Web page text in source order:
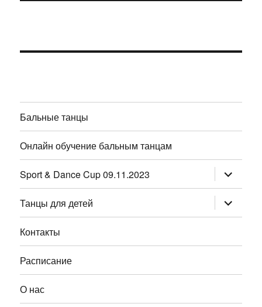
Бальные танцы
Онлайн обучение бальным танцам
Sport & Dance Cup 09.11.2023 раскрыть
дочернее
меню
Танцы для детей
раскрыть
дочернее
меню
Контакты
Расписание
О нас